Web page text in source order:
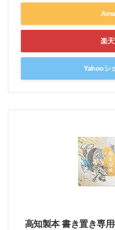
楽
Yahooシ
高知製本 書き置き専